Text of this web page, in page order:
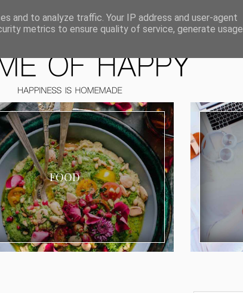
FOOD
and to analyze traffic. Your IP address and user-agent
metrics to ensure quality of service, generate usage